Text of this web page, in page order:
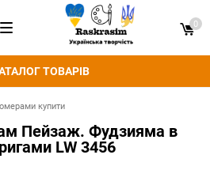
ТОВАРІВ
0
купити
Пейзаж. Фудзияма в
LW 3456